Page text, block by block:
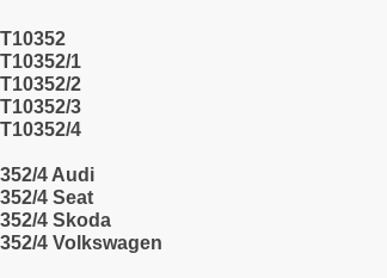
1
2
3
4
4 Audi
4 Seat
4 Skoda
4 Volkswagen